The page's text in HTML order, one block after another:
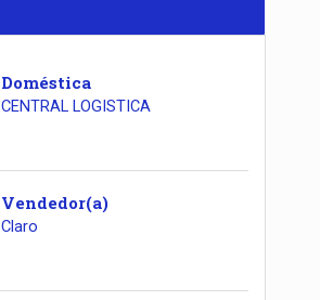
Doméstica
CENTRAL LOGISTICA
Vendedor(a)
Claro